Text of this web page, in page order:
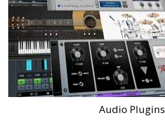
Audio Plugins